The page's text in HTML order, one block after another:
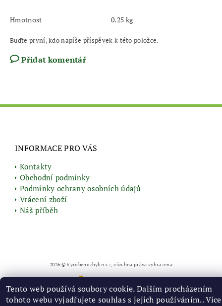
Hmotnost 0.25 kg
Buďte první, kdo napíše příspěvek k této položce.
Přidat komentář
INFORMACE PRO VÁS
Kontakty
Obchodní podmínky
Podmínky ochrany osobních údajů
Vrácení zboží
Náš příběh
2026 © Vyrobenozbylin.cz, všechna práva vyhrazena
Tento web používá soubory cookie. Dalším procházením
tohoto webu vyjadřujete souhlas s jejich používáním.. Více